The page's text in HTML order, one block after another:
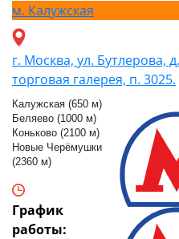
м. Калужская
г. Москва, ул. Бутлерова,
торговая галерея, п. 3025.
Калужская (650 м)
Беляево (1000 м)
Коньково (2100 м)
Новые Черёмушки
(2360 м)
График
работы: